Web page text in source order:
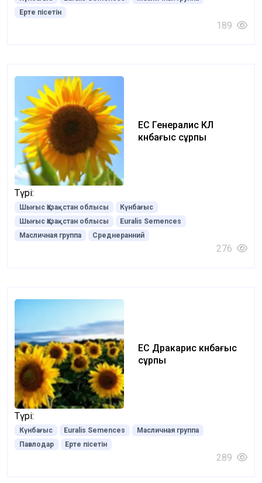
Ерте пісетін
189
ЕС Генералис КЛ
күнбағыс сұрпы
Түрі:
Шығыс Қазақстан облысы
Күнбағыс
Шығыс Қазақстан облысы
Euralis Semences
Масличная группа
Среднеранний
276
ЕС Дракарис күнбағыс
сұрпы
Түрі:
Күнбағыс Euralis Semences
Масличная группа
Павлодар
Ерте пісетін
289